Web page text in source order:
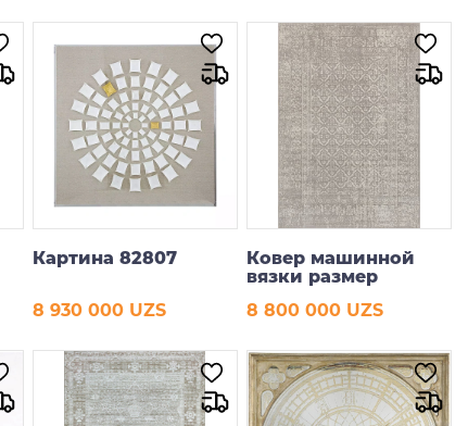
В корзину
В корзину
Картина 82807
8 930 000 UZS
В корзину
Ковер машинной
вязки размер
8 800 000 UZS
В корзину